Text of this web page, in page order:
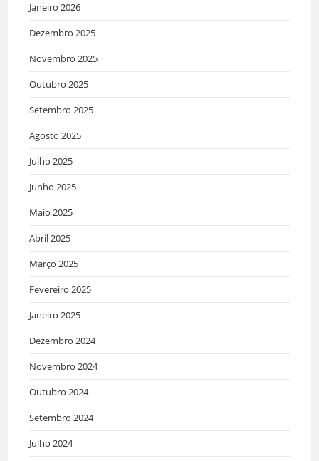
Janeiro 2026
Dezembro 2025
Novembro 2025
Outubro 2025
Setembro 2025
Agosto 2025
Julho 2025
Junho 2025
Maio 2025
Abril 2025
Março 2025
Fevereiro 2025
Janeiro 2025
Dezembro 2024
Novembro 2024
Outubro 2024
Setembro 2024
Julho 2024